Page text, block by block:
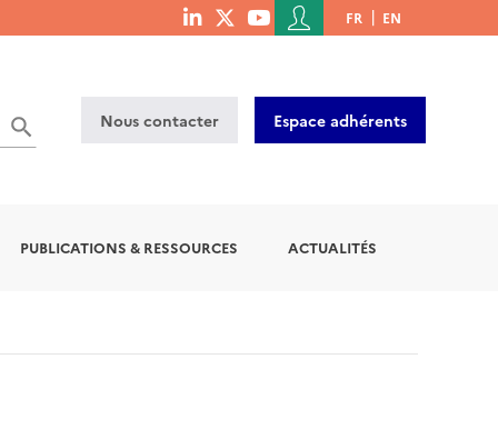
menu
Menu
du
de
l'utilisateur
FR EN
Nous contacter Espace adhérents
PUBLICATIONS & RESSOURCES ACTUALITÉS